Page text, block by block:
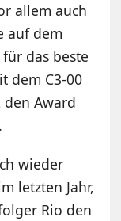
allem auch
auf dem
das beste
dem C3-00
Award
wieder
letzten Jahr,
Rio den